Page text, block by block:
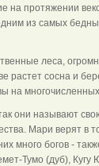
на протяжении
из самых
леса,
растет сосна и
на
они называют
Мари верят в
много богов -
Тумо (дуб), Кугу